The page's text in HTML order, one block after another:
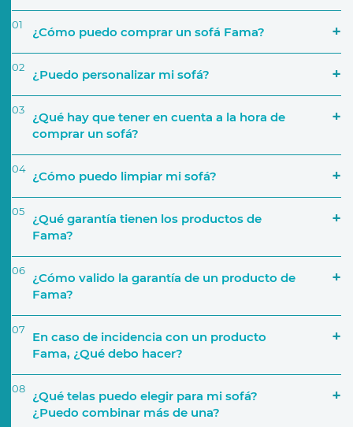
01 ¿Cómo puedo comprar un sofá Fama?
‘Encuentra tu tienda’
02 ¿Puedo personalizar mi sofá?
Simulador
03
¿Qué hay que tener en cuenta a la hora de
comprar un sofá?
El espacio que va a ocupar
04 ¿Cómo puedo limpiar mi sofá?
05
¿Qué garantía tienen los productos de
Fama?
06
¿Cómo valido la garantía de un producto de
Fama?
Activar Garantía
07
En caso de incidencia con un producto
Fama, ¿Qué debo hacer?
08
¿Qué telas puedo elegir para mi sofá?
¿Puedo combinar más de una?